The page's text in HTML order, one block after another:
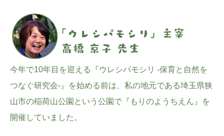
今年で10年目を迎える『ウレシパモシリ -保育と自然を
つなぐ研究会-』を始める前は、私の地元である埼玉県狭
山市の稲荷山公園という公園で『もりのようちえん』を
開催していました。